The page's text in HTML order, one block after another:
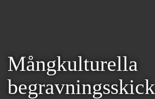
Mångkulturella
begravningsskick